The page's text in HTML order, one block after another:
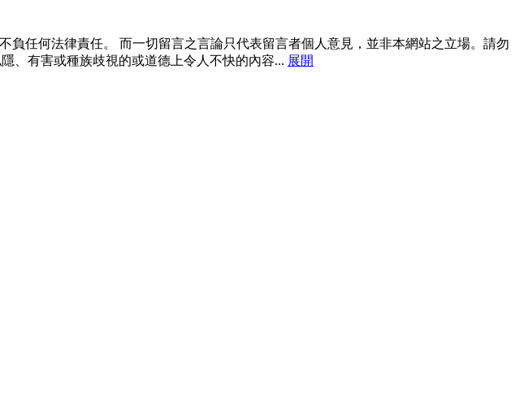
負任何法律責任。 而一切留言之言論只代表留言者個人意見，並非本網站之立場。請勿
、有害或種族歧視的或道德上令人不快的內容... 展開